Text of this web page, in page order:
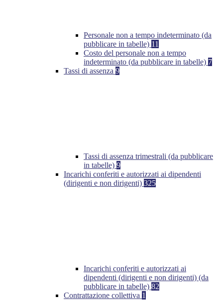
Personale non a tempo indeterminato (da
pubblicare in tabelle) 11
Costo del personale non a tempo
indeterminato (da pubblicare in tabelle) 7
Tassi di assenza 9
Tassi di assenza trimestrali (da pubblicare
in tabelle) 9
Incarichi conferiti e autorizzati ai dipendenti
(dirigenti e non dirigenti) 325
Incarichi conferiti e autorizzati ai
dipendenti (dirigenti e non dirigenti) (da
pubblicare in tabelle) 82
Contrattazione collettiva 1